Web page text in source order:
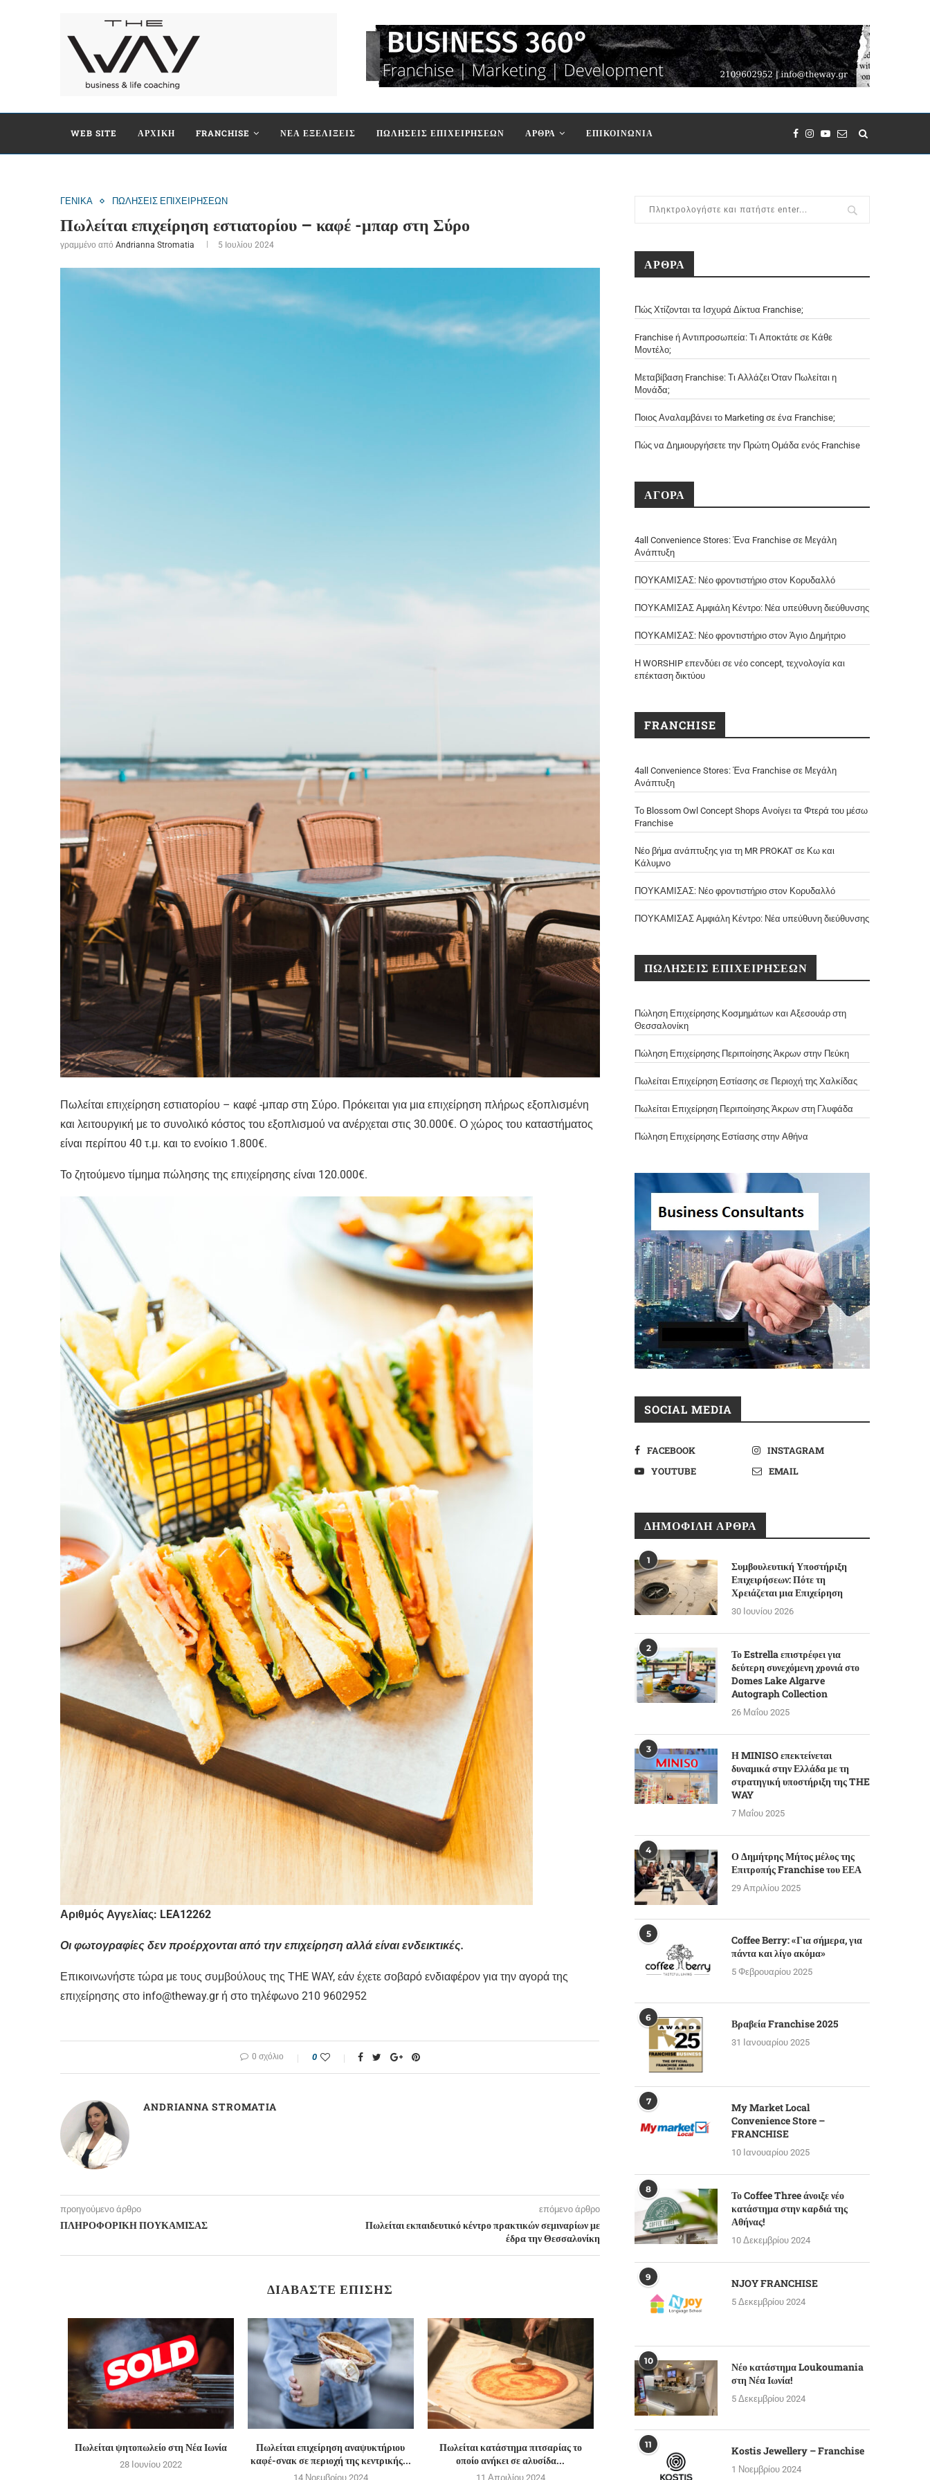
WEB SITE ΑΡΧΙΚΗ FRANCHISE ΝΕΑ ΕΞΕΛΙΞΕΙΣ ΠΩΛΗΣΕΙΣ ΕΠΙΧΕΙΡΗΣΕΩΝ ΑΡΘΡΑ ΕΠΙΚΟΙΝΩΝΙΑ
ΓΕΝΙΚΑ ΠΩΛΗΣΕΙΣ ΕΠΙΧΕΙΡΗΣΕΩΝ
Πωλείται επιχείρηση εστιατορίου – καφέ -μπαρ στη Σύρο
γραμμένο από Andrianna Stromatia 5 Ιουλίου 2024
Πωλείται επιχείρηση εστιατορίου – καφέ -μπαρ στη Σύρο. Πρόκειται για μια επιχείρηση πλήρως εξοπλισμένη
και λειτουργική με το συνολικό κόστος του εξοπλισμού να ανέρχεται στις 30.000€. Ο χώρος του καταστήματος
είναι περίπου 40 τ.μ. και το ενοίκιο 1.800€.
Το ζητούμενο τίμημα πώλησης της επιχείρησης είναι 120.000€.
Αριθμός Αγγελίας: LEA12262
Οι φωτογραφίες δεν προέρχονται από την επιχείρηση αλλά είναι ενδεικτικές.
Επικοινωνήστε τώρα με τους συμβούλους της THE WAY, εάν έχετε σοβαρό ενδιαφέρον για την αγορά της
επιχείρησης στο info@theway.gr ή στο τηλέφωνο 210 9602952
0 σχόλιο 0
ANDRIANNA STROMATIA
προηγούμενο άρθρο
ΠΛΗΡΟΦΟΡΙΚΗ ΠΟΥΚΑΜΙΣΑΣ
επόμενο άρθρο
Πωλείται εκπαιδευτικό κέντρο πρακτικών σεμιναρίων με
έδρα την Θεσσαλονίκη
ΔΙΑΒΆΣΤΕ ΕΠΊΣΗΣ
Πωλείται ψητοπωλείο στη Νέα Ιωνία
28 Ιουνίου 2022
Πωλείται επιχείρηση αναψυκτήριου
καφέ-σνακ σε περιοχή της κεντρικής...
14 Νοεμβρίου 2024
Πωλείται κατάστημα πιτσαρίας το
οποίο ανήκει σε αλυσίδα...
11 Απριλίου 2024
ΔΩΡΕΑΝ 17.000€ για νέα επιχείρηση
από την ΔΥΠΑ-...
14 Ιανουαρίου 2025
Πωλείται ηλεκτρονικό
ΑΡΘΡΑ
Πώς Χτίζονται τα Ισχυρά Δίκτυα Franchise;
Franchise ή Αντιπροσωπεία: Τι Αποκτάτε σε Κάθε
Μοντέλο;
Μεταβίβαση Franchise: Τι Αλλάζει Όταν Πωλείται η
Μονάδα;
Ποιος Αναλαμβάνει το Marketing σε ένα Franchise;
Πώς να Δημιουργήσετε την Πρώτη Ομάδα ενός Franchise
ΑΓΟΡΑ
4all Convenience Stores: Ένα Franchise σε Μεγάλη
Ανάπτυξη
ΠΟΥΚΑΜΙΣΑΣ: Νέο φροντιστήριο στον Κορυδαλλό
ΠΟΥΚΑΜΙΣΑΣ Αμφιάλη Κέντρο: Νέα υπεύθυνη διεύθυνσης
ΠΟΥΚΑΜΙΣΑΣ: Νέο φροντιστήριο στον Άγιο Δημήτριο
Η WORSHIP επενδύει σε νέο concept, τεχνολογία και
επέκταση δικτύου
FRANCHISE
4all Convenience Stores: Ένα Franchise σε Μεγάλη
Ανάπτυξη
Το Blossom Owl Concept Shops Ανοίγει τα Φτερά του μέσω
Franchise
Νέο βήμα ανάπτυξης για τη MR PROKAT σε Κω και
Κάλυμνο
ΠΟΥΚΑΜΙΣΑΣ: Νέο φροντιστήριο στον Κορυδαλλό
ΠΟΥΚΑΜΙΣΑΣ Αμφιάλη Κέντρο: Νέα υπεύθυνη διεύθυνσης
ΠΩΛΗΣΕΙΣ ΕΠΙΧΕΙΡΗΣΕΩΝ
Πώληση Επιχείρησης Κοσμημάτων και Αξεσουάρ στη
Θεσσαλονίκη
Πώληση Επιχείρησης Περιποίησης Άκρων στην Πεύκη
Πωλείται Επιχείρηση Εστίασης σε Περιοχή της Χαλκίδας
Πωλείται Επιχείρηση Περιποίησης Άκρων στη Γλυφάδα
Πώληση Επιχείρησης Εστίασης στην Αθήνα
SOCIAL MEDIA
FACEBOOK
INSTAGRAM
YOUTUBE
EMAIL
ΔΗΜΟΦΙΛΉ ΆΡΘΡΑ
1
Συμβουλευτική Υποστήριξη
Επιχειρήσεων: Πότε τη
Χρειάζεται μια Επιχείρηση
30 Ιουνίου 2026
2
Το Estrella επιστρέφει για
δεύτερη συνεχόμενη χρονιά στο
Domes Lake Algarve
Autograph Collection
26 Μαΐου 2025
3
Η MINISO επεκτείνεται
δυναμικά στην Ελλάδα με τη
στρατηγική υποστήριξη της THE
WAY
7 Μαΐου 2025
4
Ο Δημήτρης Μήτος μέλος της
Επιτροπής Franchise του ΕΕΑ
29 Απριλίου 2025
5
Coffee Berry: «Για σήμερα, για
πάντα και λίγο ακόμα»
5 Φεβρουαρίου 2025
6 Βραβεία Franchise 2025
31 Ιανουαρίου 2025
7
My Market Local
Convenience Store –
FRANCHISE
10 Ιανουαρίου 2025
8
Το Coffee Three άνοιξε νέο
κατάστημα στην καρδιά της
Αθήνας!
10 Δεκεμβρίου 2024
9 NJOY FRANCHISE
5 Δεκεμβρίου 2024
10
Νέο κατάστημα Loukoumania
στη Νέα Ιωνία!
5 Δεκεμβρίου 2024
11 Kostis Jewellery – Franchise
1 Νοεμβρίου 2024